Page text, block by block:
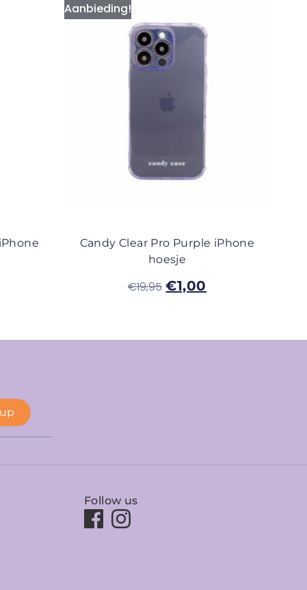
Aanbieding!
Candy Clear Pro Purple iPhone
hoesje
€19,95 €1,00
Follow us